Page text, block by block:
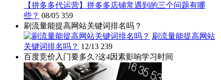
【拼多多代运营】拼多多店铺常遇到的三个问题有哪
些？ 08/05 359
刷流量能提高网站关键词排名吗？
刷流量能提高网站
关键词排名吗？ 12/13 239
百度竞价入门要多久?这4因素影响学习时间